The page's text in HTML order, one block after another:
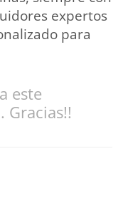
expertos
para
este
Gracias!!